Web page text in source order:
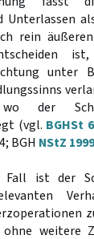
Unterlassen
rein
unter
der
(vgl. BGHSt
BGH NStZ
Fall ist der
weitere